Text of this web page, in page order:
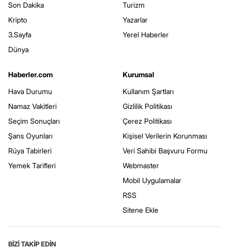
Son Dakika
Kripto
3.Sayfa
Dünya
Turizm
Yazarlar
Yerel Haberler
Haberler.com
Hava Durumu
Namaz Vakitleri
Seçim Sonuçları
Şans Oyunları
Rüya Tabirleri
Yemek Tarifleri
Kurumsal
Kullanım Şartları
Gizlilik Politikası
Çerez Politikası
Kişisel Verilerin Korunması
Veri Sahibi Başvuru Formu
Webmaster
Mobil Uygulamalar
RSS
Sitene Ekle
BİZİ TAKİP EDİN